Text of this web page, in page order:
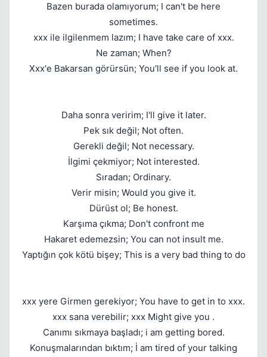
Bazen burada olamıyorum; I can't be here
sometimes.
xxx ile ilgilenmem lazım; I have take care of xxx.
Ne zaman; When?
Xxx'e Bakarsan görürsün; You'll see if you look at.
Daha sonra veririm; I'll give it later.
Pek sık değil; Not often.
Gerekli değil; Not necessary.
İlgimi çekmiyor; Not interested.
Sıradan; Ordinary.
Verir misin; Would you give it.
Dürüst ol; Be honest.
Karşıma çıkma; Don't confront me
Hakaret edemezsin; You can not insult me.
Yaptığın çok kötü bişey; This is a very bad thing to do
xxx yere Girmen gerekiyor; You have to get in to xxx.
xxx sana verebilir; xxx Might give you .
Canımı sıkmaya başladı; i am getting bored.
Konuşmalarından bıktım; İ am tired of your talking